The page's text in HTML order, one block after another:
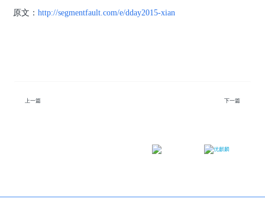
原文：http://segmentfault.com/e/dday2015-xian
上一篇 下一篇